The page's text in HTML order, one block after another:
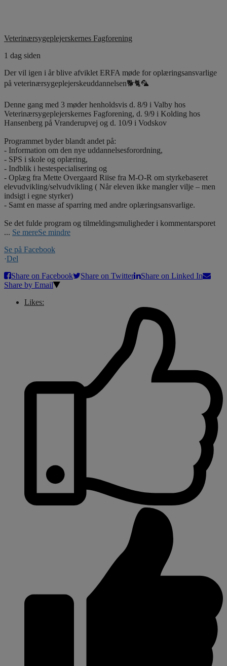
Veterinærsygeplejerskernes Fagforening
1 dag siden
Der vil igen i år blive afviklet ERFA møde for oplæringsansvarlige
på veterinærsygeplejerskeuddannelsen🐕🐈🦜
Denne gang med 3 møder henholdsvis d. 8/9 i Valby hos
Veterinærsygeplejerskernes Fagforening, d. 9/9 i Kolding hos
Hansenberg på Vranderupvej og d. 10/9 i Vodskov
Programmet byder blandt andet på:
- Information om den nye uddannelsesforordning,
- SPS i skole og oplæring,
- Indblik i hestespecialisering og
- Oplæg fra Mette Overgaard Riise fra M-O-R om styrkebaseret
elevudvikling/selvudvikling ( Når eleven ikke mangler vilje – men
indsigt i egne styrker)
- Samt en masse af sparring med andre oplæringsansvarlige.
Se det fulde program og tilmeldingsmuligheder i kommentarsporet
... Se mereSe mindre
Se på Facebook
·Del
Share on Facebook
Share on Twitter
Share on Linked In
Share by Email
Likes: